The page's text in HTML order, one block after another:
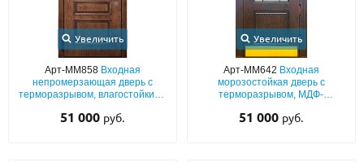
Увеличить
Арт-ММ858 Входная
непромерзающая дверь с
терморазрывом, влагостойкими
раскладом и карнизом
51 000 руб.
Увеличить
Арт-ММ642 Входная
морозостойкая дверь с
терморазрывом, МДФ-
ковкой и отбойником из латуни
51 000 руб.